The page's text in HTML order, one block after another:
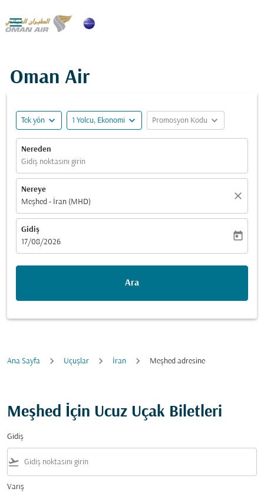

Oman Air
Tek yön expand_more 1 Yolcu, Ekonomi expand_more Promosyon Kodu expand_more
Nereden
Gidiş noktasını girin
Nereye
Meşhed - İran (MHD)
close
Gidiş
fc-booking-departure-date-aria-label
17/08/2026
today
Ara
Ana Sayfa Uçuşlar İran Meşhed adresine
Meşhed İçin Ucuz Uçak Biletleri
Gidiş
flight_takeoff
Varış